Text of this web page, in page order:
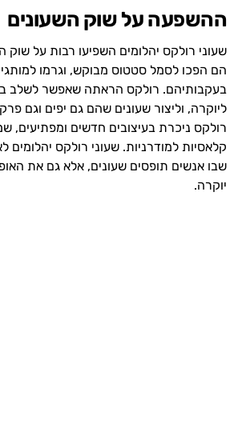
ההשפעה על שוק השעונים
שעוני רולקס יהלומים השפיעו רבות על שוק
הם הפכו לסמל סטטוס מבוקש, וגרמו
בעקבותיהם. רולקס הראתה שאפשר לשלב בין
ליוקרה, וליצור שעונים שהם גם יפים וגם
רולקס ניכרת בעיצובים חדשים ומפתיעים,
קלאסיות למודרניות. שעוני רולקס יהלומים
שבו אנשים תופסים שעונים, אלא גם את
יוקרה.